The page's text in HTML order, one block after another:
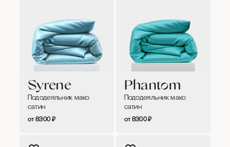
Syrene
Пододеяльник мако
сатин
8300₽
Phantom
Пододеяльник мако
сатин
8300₽